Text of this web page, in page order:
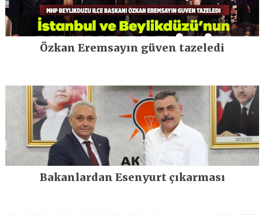
Özkan Eremsayın güven tazeledi
Bakanlardan Esenyurt çıkarması